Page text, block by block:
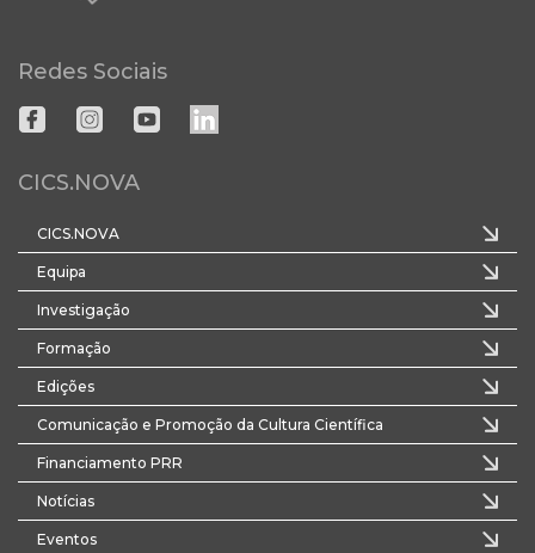
Redes Sociais
CICS.NOVA
CICS.NOVA
Equipa
Investigação
Formação
Edições
Comunicação e Promoção da Cultura Científica
Financiamento PRR
Notícias
Eventos